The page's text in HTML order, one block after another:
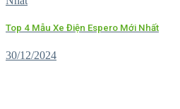
Top 4 Mẫu Xe Điện Espero Mới Nhất
30/12/2024